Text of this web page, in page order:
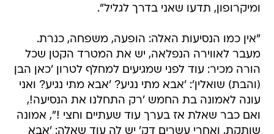
ומיקרופון, תדעו שאני בדרך לגליל".
"אין כמו הנסיעות האלה: הופעה, משפחה, כנרת.
מעבר לאווירה הנפלאה, יש את המטרד הקטן שכל
הורה מכיר: עוד לפני שמגיעים למחלף לטרון 'כאן הבן
(והבת) שואלין': 'אבא מתי נגיע? 'אבא מתי נגיע? ואני
עונה לאמונה בת החמש 'רק התחלנו את הנסיעה!,
ואם כבר שאלת אז בערך עוד שעתיים וחצי !", אמונה
שותקת, ואחרי עשרים דק' יש לה עוד שאלה: 'אבא